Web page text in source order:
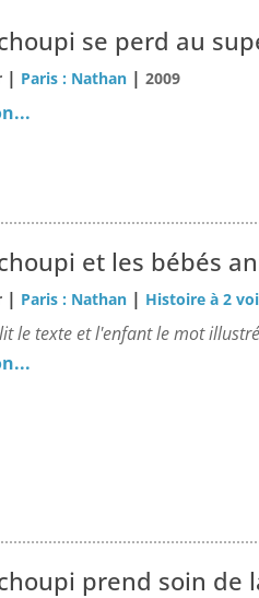
se perd au
| Paris : Nathan |2009
et les bébés
| Paris : Nathan | Histoire à 2
le texte et l'enfant le mot
prend soin de